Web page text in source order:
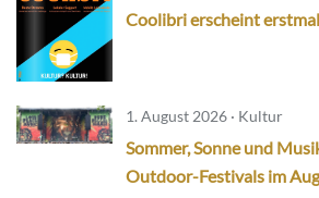
Coolibri erscheint
1. August 2026 · Kultur
Sommer, Sonne und
Outdoor-Festivals im